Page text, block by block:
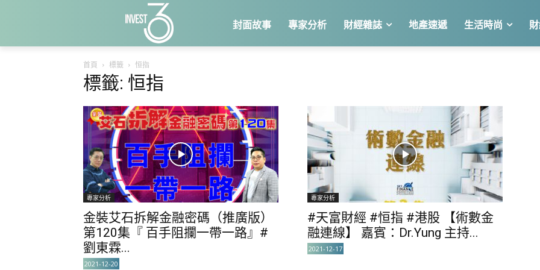
封面故事 專家分析 財經雜誌 地產速遞 生活時尚
首頁 標籤 恒指
標籤: 恒指
專家分析
金裝艾石拆解金融密碼（推廣版）
第120集『 百手阻攔一帶一路』#
劉東霖...
2021-12-20
專家分析
#天富財經 #恒指 #港股 【術數金
融連線】 嘉賓：Dr.Yung 主持...
2021-12-17